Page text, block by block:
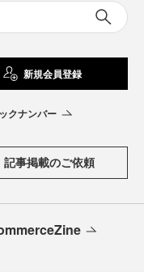
新規会員登録
クナンバー
記事掲載のご依頼